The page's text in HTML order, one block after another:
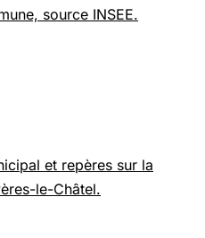
source INSEE.
et repères sur la
le-Châtel.